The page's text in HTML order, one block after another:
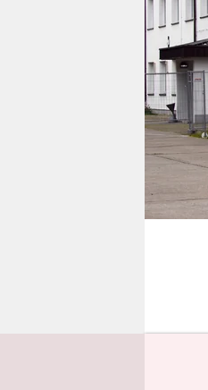
verlag
shop
fragen